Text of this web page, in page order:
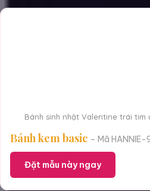
Bánh sinh nhật Valentine trái
Bánh kem basic – Mã HANNIE-
Đặt mẫu này ngay